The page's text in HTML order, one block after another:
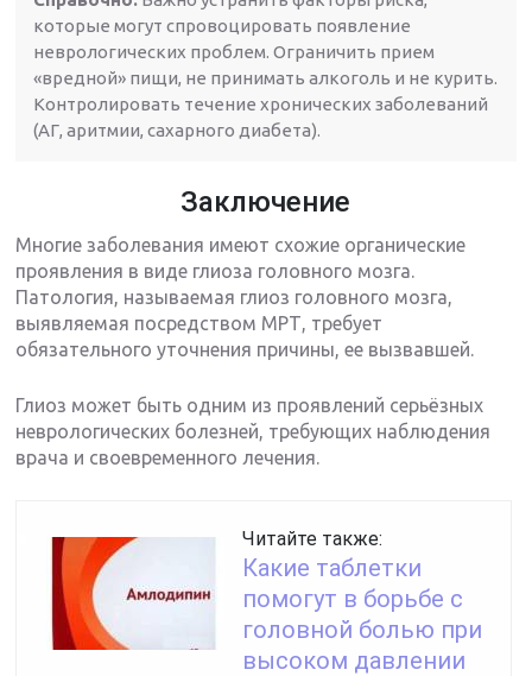
которые могут спровоцировать появление
неврологических проблем. Ограничить прием
«вредной» пищи, не принимать алкоголь и не курить.
Контролировать течение хронических заболеваний
(АГ, аритмии, сахарного диабета).
Заключение
Многие заболевания имеют схожие органические
проявления в виде глиоза головного мозга.
Патология, называемая глиоз головного мозга,
выявляемая посредством МРТ, требует
обязательного уточнения причины, ее вызвавшей.
Глиоз может быть одним из проявлений серьёзных
неврологических болезней, требующих наблюдения
врача и своевременного лечения.
Читайте также:
Какие таблетки
помогут в борьбе с
головной болью при
высоком давлении